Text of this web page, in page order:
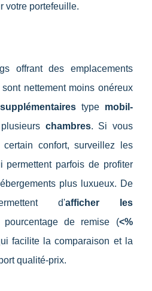
votre portefeuille.
offrant des emplacements
nettement moins onéreux
type mobil-
chambres. Si vous
confort, surveillez les
permettent parfois de profiter
plus luxueux. De
d'afficher les
de remise (<%
facilite la comparaison et la
qualité-prix.